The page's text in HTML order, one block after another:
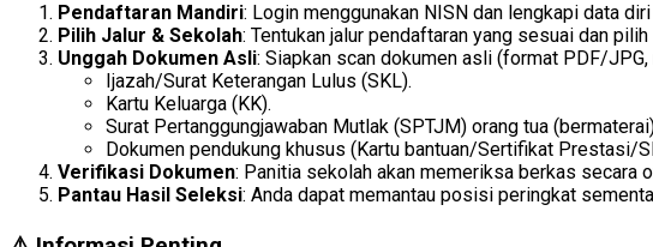
Pendaftaran Mandiri: Login menggunakan NISN dan lengkapi data
Pilih Jalur & Sekolah: Tentukan jalur pendaftaran yang sesuai dan pilih
Unggah Dokumen Asli: Siapkan scan dokumen asli (format PDF/
Ijazah/Surat Keterangan Lulus (SKL).
Kartu Keluarga (KK).
Surat Pertanggungjawaban Mutlak (SPTJM) orang tua
Dokumen pendukung khusus (Kartu bantuan/Sertifikat Prestasi/
Verifikasi Dokumen: Panitia sekolah akan memeriksa berkas secara
Pantau Hasil Seleksi: Anda dapat memantau posisi peringkat